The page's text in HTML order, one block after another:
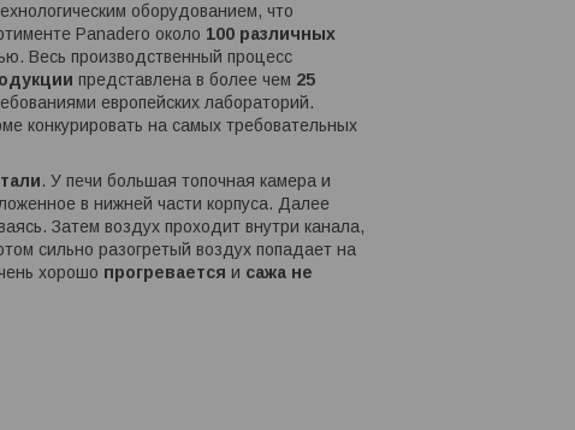
оборудованием, что
Panadero около 100 различных
Весь производственный процесс
представлена в более чем 25
европейских лабораторий.
конкурировать на самых требовательных
. У печи большая топочная камера и
в нижней части корпуса. Далее
Затем воздух проходит внутри канала,
сильно разогретый воздух попадает на
хорошо прогревается и сажа не